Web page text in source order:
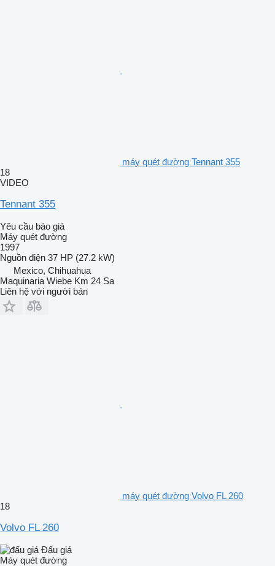
máy quét đường Tennant 355
18
VIDEO
Tennant 355
Yêu cầu báo giá
Máy quét đường
1997
Nguồn điện 37 HP (27.2 kW)
Mexico, Chihuahua
Maquinaria Wiebe Km 24 Sa
Liên hệ với người bán
máy quét đường Volvo FL 260
18
Volvo FL 260
Đấu giá
Máy quét đường